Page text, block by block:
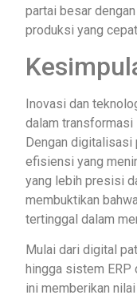
partai besar
produksi yang
Inovasi dan
dalam transformasi
Dengan digitalisasi
efisiensi yang
yang lebih presisi
membuktikan
tertinggal dalam
Mulai dari digital
hingga sistem
ini memberikan